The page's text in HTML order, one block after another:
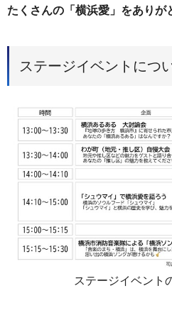
たくさんの「横浜愛」をあり
ステージイベントにつ
ステージイベント